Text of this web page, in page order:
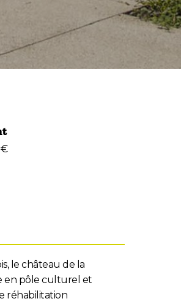
le château de la
en pôle culturel et
réhabilitation